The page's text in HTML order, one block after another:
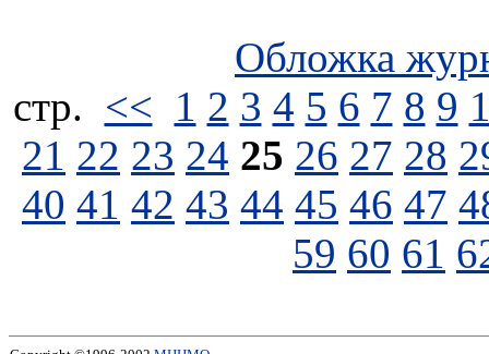
Обложка
стp. << 1 2 3 4 5 6 7 8 9
21 22 23 24 25 26 27 28
40 41 42 43 44 45 46 47
59 60 61